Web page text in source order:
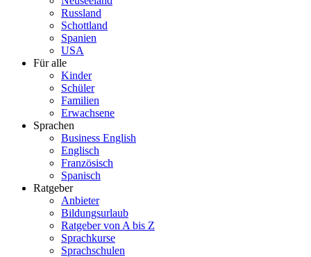
Russland
Schottland
Spanien
USA
Für alle
Kinder
Schüler
Familien
Erwachsene
Sprachen
Business English
Englisch
Französisch
Spanisch
Ratgeber
Anbieter
Bildungsurlaub
Ratgeber von A bis Z
Sprachkurse
Sprachschulen